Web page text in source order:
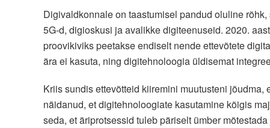
Digivaldkonnale on taastumisel pandud oluline
5G-d, digioskusi ja avalikke digiteenuseid. 2020.
proovikiviks peetakse endiselt nende ettevõtete
ära ei kasuta, ning digitehnoloogia üldisemat
Kriis sundis ettevõtteid kiiremini muutusteni
näidanud, et digitehnoloogiate kasutamine kõigis
seda, et äriprotsessid tuleb päriselt ümber